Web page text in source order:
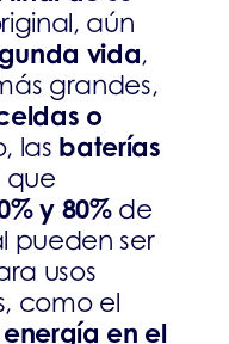
aún
vida,
grandes,
o
las baterías
que
y 80%de
pueden ser
usos
como el
en el